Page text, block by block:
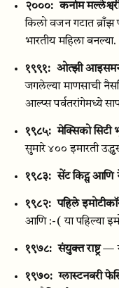
२०००: कर्नाम
किलो वजन गटात
भारतीय महिला बनल्या.
१९९१: ओत्झी
जगलेल्या माणसाची
आल्प्स पर्वतरांगेमध्ये
१९८५: मेक्सिको
सुमारे ४०० इमारती
१९८३: सेंट किट्स आणि
१९८२: पहिले
आणि :-( या पहिल्या
१९७८: संयुक्त राष्ट्र —
१९७०: ग्लास्टनबरी